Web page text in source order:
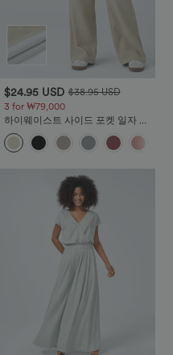
+21
$24.95 USD $38.95 USD
3 for ₩79,000
하이웨이스트 사이드 포켓 일자 모
프 코듀로이 캐주얼 팬츠